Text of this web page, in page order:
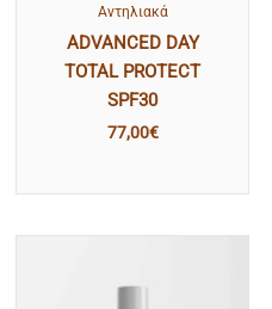
Αντηλιακά
ADVANCED DAY
TOTAL PROTECT
SPF30
77,00€